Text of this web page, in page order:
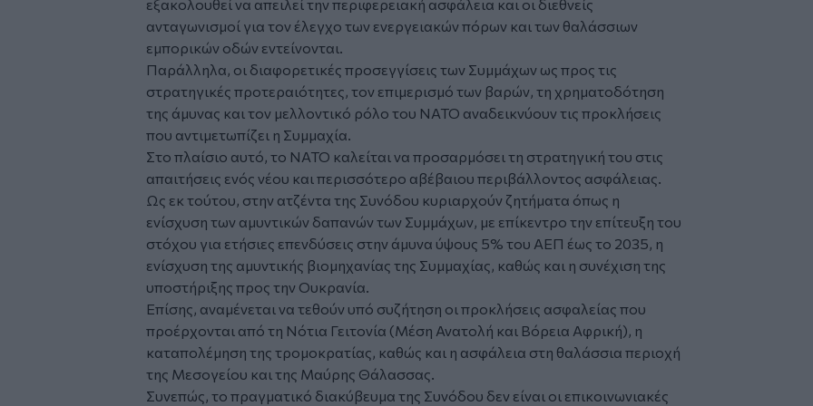
εξακολουθεί να απειλεί την περιφερειακή ασφάλεια και οι διεθνείς
ανταγωνισμοί για τον έλεγχο των ενεργειακών πόρων και των θαλάσσιων
εμπορικών οδών εντείνονται.
Παράλληλα, οι διαφορετικές προσεγγίσεις των Συμμάχων ως προς τις
στρατηγικές προτεραιότητες, τον επιμερισμό των βαρών, τη χρηματοδότηση
της άμυνας και τον μελλοντικό ρόλο του ΝΑΤΟ αναδεικνύουν τις προκλήσεις
που αντιμετωπίζει η Συμμαχία.
Στο πλαίσιο αυτό, το ΝΑΤΟ καλείται να προσαρμόσει τη στρατηγική του στις
απαιτήσεις ενός νέου και περισσότερο αβέβαιου περιβάλλοντος ασφάλειας.
Ως εκ τούτου, στην ατζέντα της Συνόδου κυριαρχούν ζητήματα όπως η
ενίσχυση των αμυντικών δαπανών των Συμμάχων, με επίκεντρο την επίτευξη του
στόχου για ετήσιες επενδύσεις στην άμυνα ύψους 5% του ΑΕΠ έως το 2035, η
ενίσχυση της αμυντικής βιομηχανίας της Συμμαχίας, καθώς και η συνέχιση της
υποστήριξης προς την Ουκρανία.
Επίσης, αναμένεται να τεθούν υπό συζήτηση οι προκλήσεις ασφαλείας που
προέρχονται από τη Νότια Γειτονία (Μέση Ανατολή και Βόρεια Αφρική), η
καταπολέμηση της τρομοκρατίας, καθώς και η ασφάλεια στη θαλάσσια περιοχή
της Μεσογείου και της Μαύρης Θάλασσας.
Συνεπώς, το πραγματικό διακύβευμα της Συνόδου δεν είναι οι επικοινωνιακές